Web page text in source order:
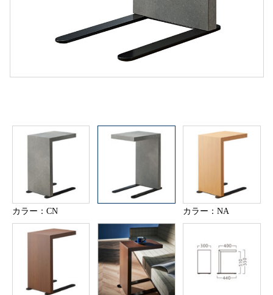
カラー：CN カラー：NA